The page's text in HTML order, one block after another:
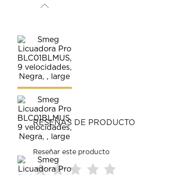
RESEÑAS DE PRODUCTO
Reseñar este producto